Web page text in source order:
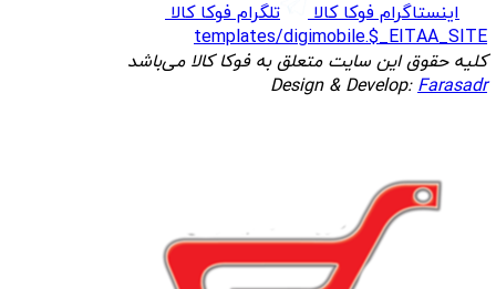
اینستاگرام فوکا کالا
تلگرام فوکا کالا
templates/digimobile.$_EITAA_SITE
کلیه حقوق این سایت متعلق به فوکا کالا می‌باشد
Design & Develop:Farasadr